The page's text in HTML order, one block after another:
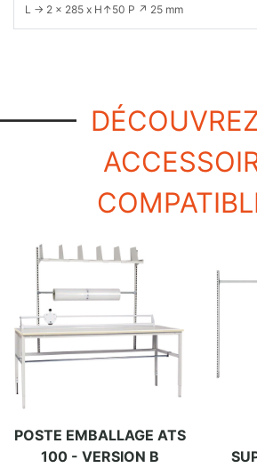
L → 2 x 285 x H↑50 P ↗ 25 mm
POSTE EMBALLAGE ATS
100 - VERSION B